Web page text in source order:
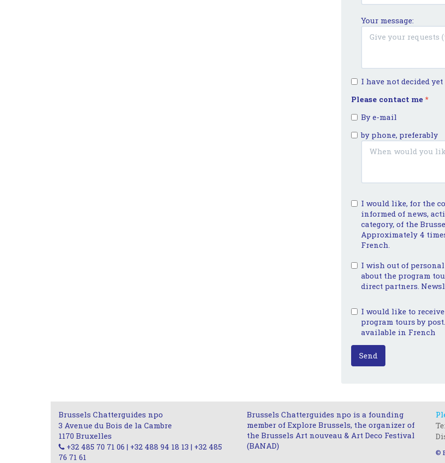
Your message:
I have not decided
Please contact me *
By e-mail
by phone, preferably
I would like, for the
informed of news,
category, of the
Approximately 4
French.
I wish out of
about the program
direct partners.
I would like to
program tours by
available in French
Send
Brussels Chatterguides npo
3 Avenue du Bois de la Cambre
1170 Bruxelles
+32 485 70 71 06 | +32 488 94 18 13 | +32 485
76 71 61
Brussels Chatterguides npo is a founding
member of Explore Brussels, the organizer of
the Brussels Art nouveau & Art Deco Festival
(BANAD)
©